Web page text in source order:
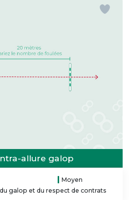
allure galop
Moyen
galop et du respect de contrats